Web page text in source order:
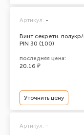
Винт секретн.
PIN 30 (100)
Артикул: -
последняя цена:
20.16 ₽
Уточнить цену
Артикул: -